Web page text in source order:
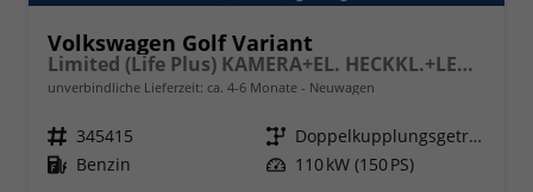
Volkswagen Golf Variant
Limited (Life Plus) KAMERA+EL. HECKKL.+LED+17" ALU+ACC
unverbindliche Lieferzeit: ca. 4-6 Monate Neuwagen
Fahrzeugnr. 345415 Getriebe
Doppelkupplungsgetriebe (DSG)
Kraftstoff Benzin Leistung 110 kW (150 PS)